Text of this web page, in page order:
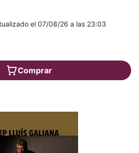
el 07/08/26 a las 23:03
Comprar